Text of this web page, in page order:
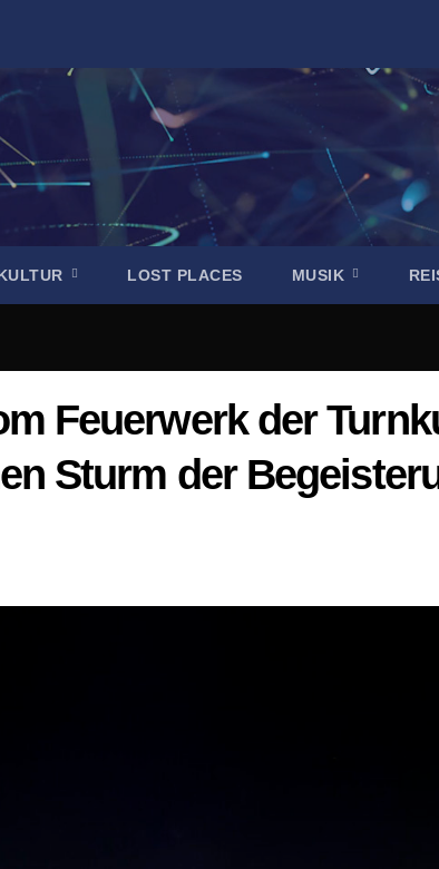
LOST PLACES MUSIK
Feuerwerk der
Sturm der